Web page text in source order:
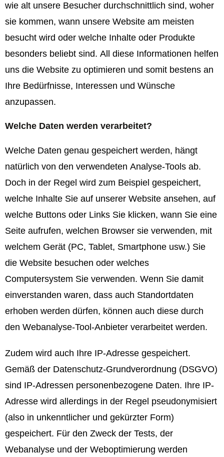
wie alt unsere Besucher durchschnittlich sind, woher
sie kommen, wann unsere Website am meisten
besucht wird oder welche Inhalte oder Produkte
besonders beliebt sind. All diese Informationen helfen
uns die Website zu optimieren und somit bestens an
Ihre Bedürfnisse, Interessen und Wünsche
anzupassen.
Welche Daten werden verarbeitet?
Welche Daten genau gespeichert werden, hängt
natürlich von den verwendeten Analyse-Tools ab.
Doch in der Regel wird zum Beispiel gespeichert,
welche Inhalte Sie auf unserer Website ansehen, auf
welche Buttons oder Links Sie klicken, wann Sie eine
Seite aufrufen, welchen Browser sie verwenden, mit
welchem Gerät (PC, Tablet, Smartphone usw.) Sie
die Website besuchen oder welches
Computersystem Sie verwenden. Wenn Sie damit
einverstanden waren, dass auch Standortdaten
erhoben werden dürfen, können auch diese durch
den Webanalyse-Tool-Anbieter verarbeitet werden.
Zudem wird auch Ihre IP-Adresse gespeichert.
Gemäß der Datenschutz-Grundverordnung (DSGVO)
sind IP-Adressen personenbezogene Daten. Ihre IP-
Adresse wird allerdings in der Regel pseudonymisiert
(also in unkenntlicher und gekürzter Form)
gespeichert. Für den Zweck der Tests, der
Webanalyse und der Weboptimierung werden